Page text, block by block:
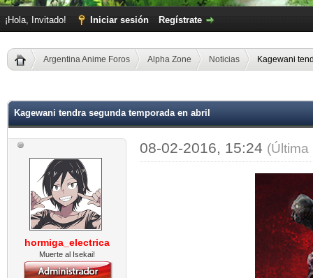
¡Hola, Invitado! Iniciar sesión Regístrate
Argentina Anime Foros Alpha Zone Noticias Kagewani
Kagewani tendra segunda temporada en abril
hormiga_electrica
Muerte al Isekai!
08-02-2016, 15:24